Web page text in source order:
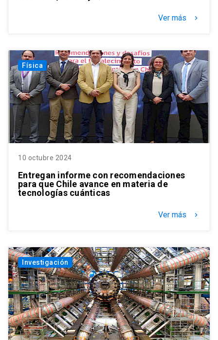
Ver más keyboard_arrow_right
Física
10 octubre 2024
Entregan informe con recomendaciones
para que Chile avance en materia de
tecnologías cuánticas
Ver más keyboard_arrow_right
Investigación